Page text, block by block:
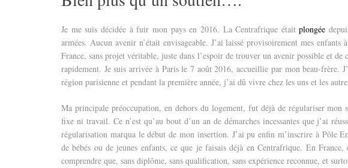
Je me suis décidée à fuir mon pays en 2016. La Centrafrique étaitplongée
armées. Aucun avenir n’était envisageable. J’ai laissé provisoirement mes
France, sans projet véritable, juste dans l’espoir de trouver un avenir possible et
rapidement. Je suis arrivée à Paris le 7 août 2016, accueillie par mon beau-frère.
région parisienne et pendant la première année, j’ai dû vivre chez les uns et les
Ma principale préoccupation, en dehors du logement, fut déjà de régulariser mon
fixe ni travail. Ce n’est qu’au bout d’un an de démarches incessantes que j’ai
régularisation marqua le début de mon insertion. J’ai pu enfin m’inscrire à Pôle
de bébés ou de jeunes enfants, ce que je faisais déjà en Centrafrique. En France,
comprendre que, sans diplôme, sans qualification, sans expérience reconnue, et